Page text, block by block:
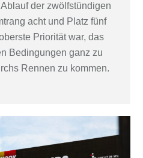
der zwölfstündigen
acht und Platz fünf
Priorität war, das
Bedingungen ganz zu
Rennen zu kommen.